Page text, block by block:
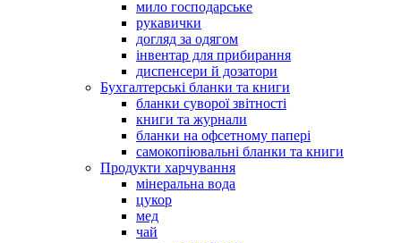
мило господарське
рукавички
догляд за одягом
інвентар для прибирання
диспенсери й дозатори
Бухгалтерські бланки та книги
бланки суворої звітності
книги та журнали
бланки на офсетному папері
самокопіювальні бланки та книги
Продукти харчування
мінеральна вода
цукор
мед
чай